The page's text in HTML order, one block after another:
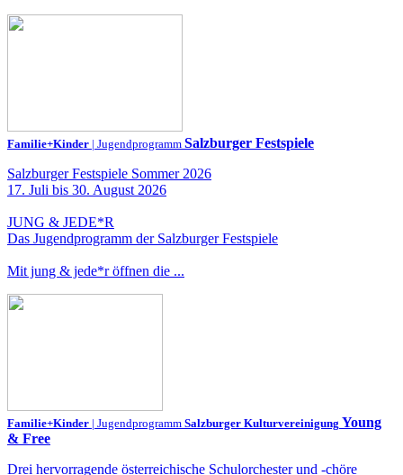
Familie+Kinder | Jugendprogramm Salzburger Festspiele
Salzburger Festspiele Sommer 2026
17. Juli bis 30. August 2026
JUNG & JEDE*R
Das Jugendprogramm der Salzburger Festspiele
Mit jung & jede*r öffnen die ...
Familie+Kinder | Jugendprogramm Salzburger Kulturvereinigung Young
& Free
Drei hervorragende österreichische Schulorchester und -chöre